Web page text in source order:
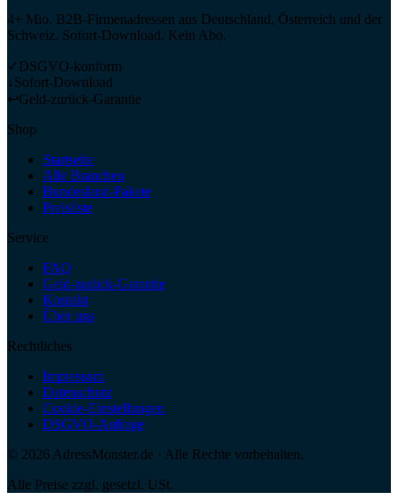
4+ Mio. B2B-Firmenadressen aus Deutschland, Österreich und der
Schweiz. Sofort-Download. Kein Abo.
✓ DSGVO-konform
↓Sofort-Download
↩Geld-zurück-Garantie
Shop
Startseite
Alle Branchen
Bundesland-Pakete
Preisliste
Service
FAQ
Geld-zurück-Garantie
Kontakt
Über uns
Rechtliches
Impressum
Datenschutz
Cookie-Einstellungen
DSGVO-Anfrage
© 2026 AdressMonster.de · Alle Rechte vorbehalten.
Alle Preise zzgl. gesetzl. USt.